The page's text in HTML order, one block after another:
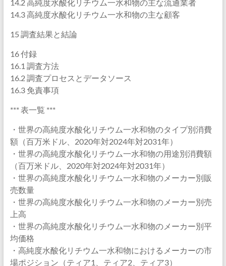
14.2 高純度水酸化リチウム一水和物の主な流通業者
14.3 高純度水酸化リチウム一水和物の主な顧客
15 調査結果と結論
16 付録
16.1 調査方法
16.2 調査プロセスとデータソース
16.3 免責事項
*** 表一覧 ***
・世界の高純度水酸化リチウム一水和物のタイプ別消費
額（百万米ドル、2020年対2024年対2031年）
・世界の高純度水酸化リチウム一水和物の用途別消費額
（百万米ドル、2020年対2024年対2031年）
・世界の高純度水酸化リチウム一水和物のメーカー別販
売数量
・世界の高純度水酸化リチウム一水和物のメーカー別売
上高
・世界の高純度水酸化リチウム一水和物のメーカー別平
均価格
・高純度水酸化リチウム一水和物におけるメーカーの市
場ポジション（ティア1、ティア2、ティア3）